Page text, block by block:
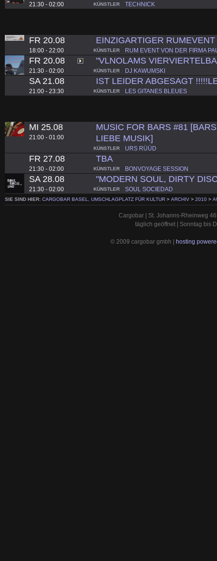
21:30 - 02:00 KÜNSTLER TECHNICK
FR 20.08
18:00 - 22:00
EINZIGARTIGER RUMEVENT
KÜNSTLER RUM EVENT VON DER FIRMA
FR 20.08
21:30 - 02:00
"VLNOLAMS
KÜNSTLER DJ KAWUMSKI
SA 21.08
21:00 - 23:30
IST LEIDER ABGESAGT
KÜNSTLER LES GITANES BLEUES
MI 25.08
21:00 - 01:00
MUSIC FOR BARS #81
LIEBE MUSIK]
KÜNSTLER URS RÜÜD
FR 27.08
21:30 - 02:00
TBA
KÜNSTLER BONVOYAGE SESSION
SA 28.08
21:30 - 02:00
"MODERN SOUL, DIRTY
KÜNSTLER SOUL SOCIEDAD
SIE SIND HIER: CARGOBAR BASEL, UMSCHLAGPLATZ FÜR KULTUR > ARCHIV > 2010 >
Cargobar | St. Johanns-Rheinweg
täglich geöffnet | Sonntag bis
© 2009 cargobar gmbh | hosting